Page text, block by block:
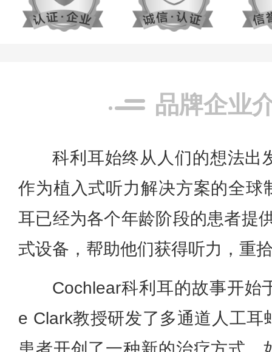
品牌企业
科利耳始终从人们的想法出
作为植入式听力解决方案的全球
耳已经为各个年龄阶段的患者提
式设备，帮助他们获得听力，重
Cochlear科利耳的故事开始
e Clark教授研发了多通道人工耳